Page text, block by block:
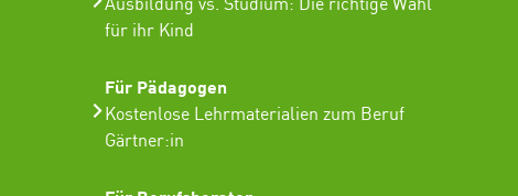
Ausbildung vs. Studium: Die richtige Wahl
für ihr Kind
Für Pädagogen
Kostenlose Lehrmaterialien zum Beruf
Gärtner:in